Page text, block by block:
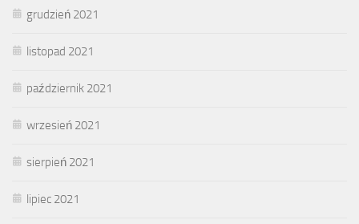
grudzień 2021
listopad 2021
październik 2021
wrzesień 2021
sierpień 2021
lipiec 2021